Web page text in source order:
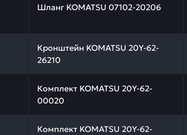
Шланг KOMATSU 07102-20206
Кронштейн KOMATSU 20Y-62-
26210
качества и профессиональный
Комплект KOMATSU 20Y-62-
00020
качества и профессиональный
Комплект KOMATSU 20Y-62-
качества и профессиональный